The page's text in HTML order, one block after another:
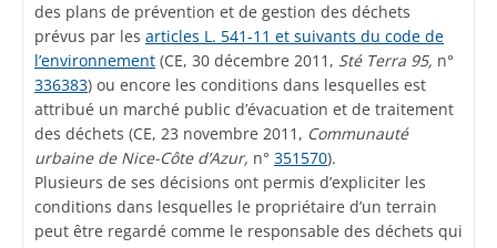
des plans de prévention et de gestion des déchets
prévus par les articles L. 541-11 et suivants du code de
l’environnement (CE, 30 décembre 2011, Sté Terra 95, n°
336383) ou encore les conditions dans lesquelles est
attribué un marché public d’évacuation et de traitement
des déchets (CE, 23 novembre 2011, Communauté
urbaine de Nice-Côte d’Azur, n° 351570).
Plusieurs de ses décisions ont permis d’expliciter les
conditions dans lesquelles le propriétaire d’un terrain
peut être regardé comme le responsable des déchets qui